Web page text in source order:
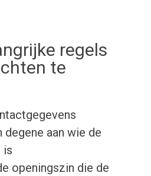
regels
te
degene aan wie de
is
openingszin die de